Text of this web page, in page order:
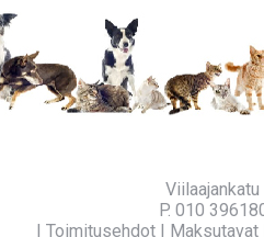
P. 010
| Toimitusehdot| Maksutavat